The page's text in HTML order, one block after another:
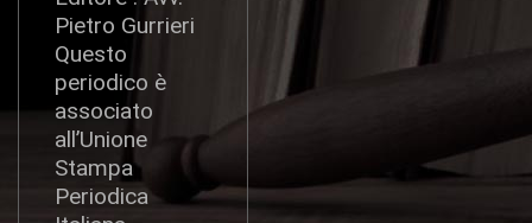
Pietro Gurrieri
Questo
periodico è
associato
all’Unione
Stampa
Periodica